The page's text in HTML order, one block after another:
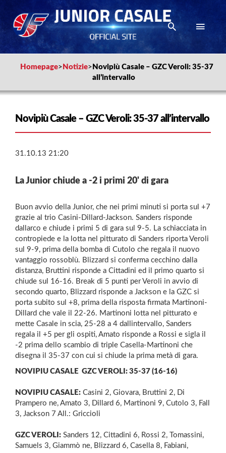
Homepage> Notizie> Novipiù Casale – GZC Veroli: 35-37
all’intervallo
Novipiù Casale – GZC Veroli: 35-37 all’intervallo
31.10.13 21:20
La Junior chiude a -2 i primi 20' di gara
Buon avvio della Junior, che nei primi minuti si porta sul +7
grazie al trio Casini-Dillard-Jackson. Sanders risponde
dallarco e chiude i primi 5 di gara sul 9-5. La schiacciata in
contropiede e la lotta nel pitturato di Sanders riporta Veroli
sul 9-9, prima della bomba di Cutolo che regala il nuovo
vantaggio rossoblù. Blizzard si conferma cecchino dalla
distanza, Bruttini risponde a Cittadini ed il primo quarto si
chiude sul 16-16. Break di 5 punti per Veroli in avvio di
secondo quarto, Blizzard risponde a Jackson e la GZC si
porta subito sul +8, prima della risposta firmata Martinoni-
Dillard che vale il 22-26. Martinoni lotta nel pitturato e
mette Casale in scia, 25-28 a 4 dallintervallo, Sanders
regala il +5 per gli ospiti, Amato risponde a Rossi e sigla il
-2 prima dello scambio di triple Casella-Martinoni che
disegna il 35-37 con cui si chiude la prima metà di gara.
NOVIPIU CASALE  GZC VEROLI: 35-37 (16-16)
NOVIPIU CASALE: Casini 2, Giovara, Bruttini 2, Di
Prampero ne, Amato 3, Dillard 6, Martinoni 9, Cutolo 3, Fall
3, Jackson 7 All.: Griccioli
GZC VEROLI: Sanders 12, Cittadini 6, Rossi 2, Tomassini,
Samuels 3, Giammò ne, Blizzard 6, Casella 8, Fabiani,